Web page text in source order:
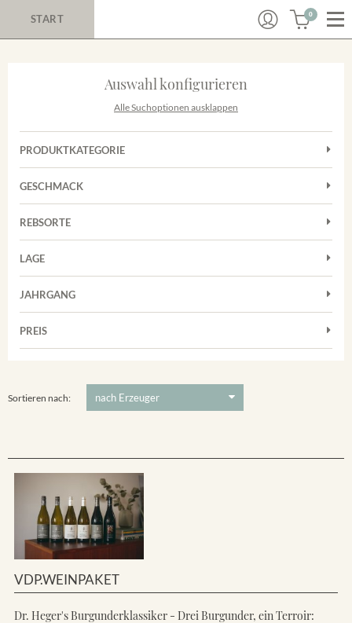
START 0
Auswahl konfigurieren
Alle Suchoptionen ausklappen
PRODUKTKATEGORIE
Cuvées
Rosé
Sekt
GESCHMACK
Trocken
REBSORTE
Auxerrois
Cuvée
Grauburgunder
LAGE
Achkarrer Schlossberg
Merdinger Bühl
Vorderer Winklerberg
JAHRGANG
PREIS
Sortieren nach:
VDP.WEINPAKET
Dr. Heger's Burgunderklassiker - Drei Burgunder, ein Terroir: